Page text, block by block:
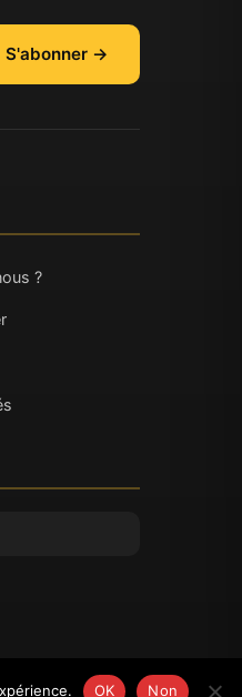
S'abonner →
?
OK Non